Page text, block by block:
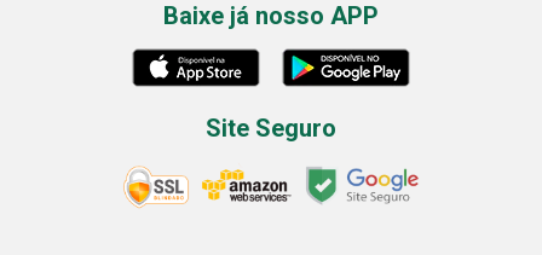
Baixe já nosso APP
Site Seguro